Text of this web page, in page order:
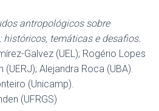
antropológicos sobre
históricos, temáticas e desafios.
Galvez (UEL); Rogério Lopes
(UERJ); Alejandra Roca (UBA).
(Unicamp).
(UFRGS)